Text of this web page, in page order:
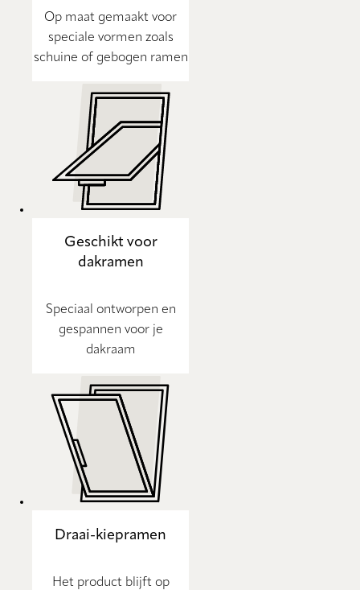
Op maat gemaakt voor
speciale vormen zoals
schuine of gebogen ramen
Geschikt voor
dakramen
Speciaal ontworpen en
gespannen voor je
dakraam
Draai-kiepramen
Het product blijft op